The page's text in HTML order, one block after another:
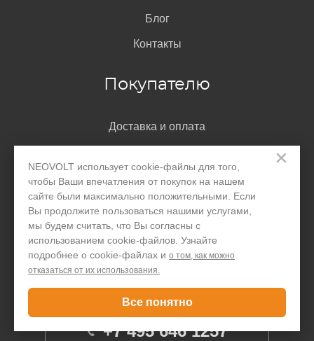
×
NEOVOLT использует cookie-файлы для того,
чтобы Ваши впечатления от покупок на нашем
сайте были максимально положительными. Если
Вы продолжите пользоваться нашими услугами,
мы будем считать, что Вы согласны с
использованием cookie-файлов. Узнайте
подробнее о cookie-файлах и о том, как можно
отказаться от их использования.
Все понятно
Блог
Контакты
Покупателю
Доставка и оплата
Договор-оферта
Написать директору
Задать вопрос
+7 495 646 1257